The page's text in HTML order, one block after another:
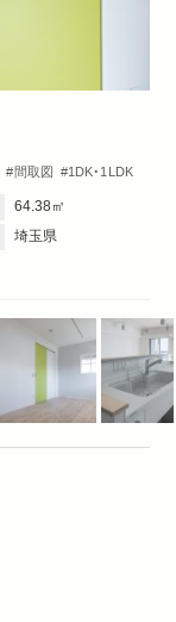
間取図 1DK・1LDK
64.38㎡
埼玉県